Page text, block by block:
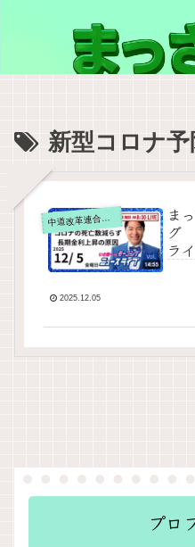
新型コロナ
中道改革連合の動画をテキスト要約
ま
グ
ラ
ェ
ト
2025.12.05
プロ